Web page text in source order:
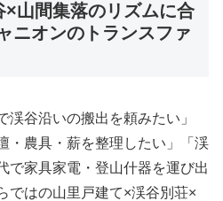
山間集落のリズムに合
ニオンのトランスファ
渓谷沿いの搬出を頼みたい」
・農具・薪を整理したい」「渓
で家具家電・登山什器を運び出
はの山里戸建て×渓谷別荘×